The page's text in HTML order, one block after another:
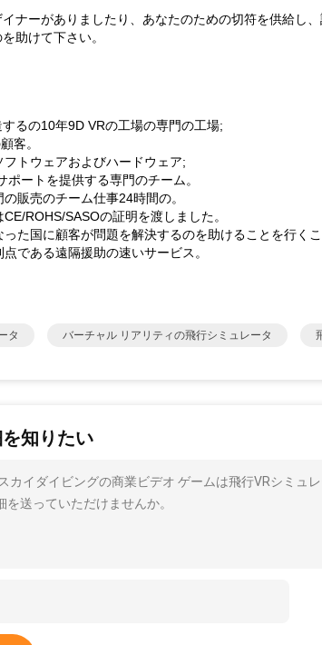
ナーがありましたり、あなたのための切符を供給し
助けて下さい。
るの10年9D VRの工場の専門の工場;
客。
トウェアおよびハードウェア;
ポートを提供する専門のチーム。
販売のチーム仕事24時間の。
ROHS/SASOの証明を渡しました。
た国に顧客が問題を解決するのを助けることを行くこ
である遠隔援助の速いサービス。
タ バーチャル リアリティの飛行シミュレータ
知りたい
カイダイビングの商業ビデオ ゲームは飛行VRシミュ
送っていただけませんか。